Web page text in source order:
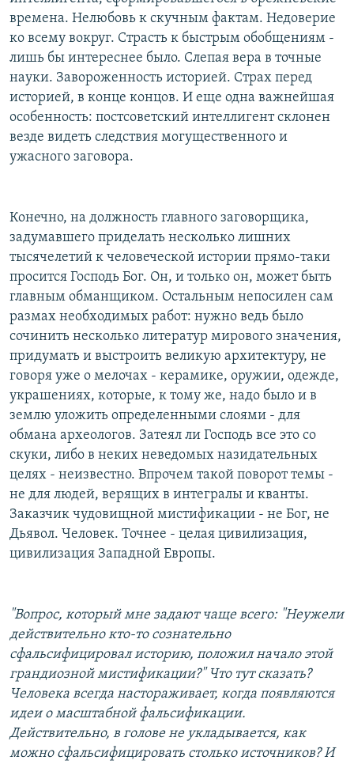
времена. Нелюбовь к скучным фактам. Недоверие
ко всему вокруг. Страсть к быстрым обобщениям -
лишь бы интереснее было. Слепая вера в точные
науки. Завороженность историей. Страх перед
историей, в конце концов. И еще одна важнейшая
особенность: постсоветский интеллигент склонен
везде видеть следствия могущественного и
ужасного заговора.
Конечно, на должность главного заговорщика,
задумавшего приделать несколько лишних
тысячелетий к человеческой истории прямо-таки
просится Господь Бог. Он, и только он, может быть
главным обманщиком. Остальным непосилен сам
размах необходимых работ: нужно ведь было
сочинить несколько литератур мирового значения,
придумать и выстроить великую архитектуру, не
говоря уже о мелочах - керамике, оружии, одежде,
украшениях, которые, к тому же, надо было и в
землю уложить определенными слоями - для
обмана археологов. Затеял ли Господь все это со
скуки, либо в неких неведомых назидательных
целях - неизвестно. Впрочем такой поворот темы -
не для людей, верящих в интегралы и кванты.
Заказчик чудовищной мистификации - не Бог, не
Дьявол. Человек. Точнее - целая цивилизация,
цивилизация Западной Европы.
"Вопрос, который мне задают чаще всего: "Неужели
действительно кто-то сознательно
сфальсифицировал историю, положил начало этой
грандиозной мистификации?" Что тут сказать?
Человека всегда настораживает, когда появляются
идеи о масштабной фальсификации.
Действительно, в голове не укладывается, как
можно сфальсифицировать столько источников? И